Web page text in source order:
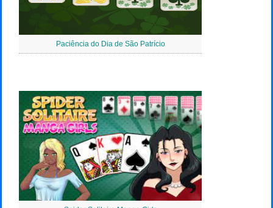
Paciência do Dia de São Patrício